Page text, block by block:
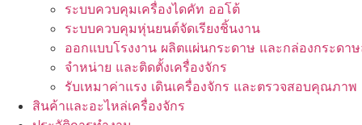
ระบบควบคุมเครื่องไดคัท ออโต้
ระบบควบคุมหุ่นยนต์จัดเรียงชิ้นงาน
ออกแบบโรงงาน ผลิตแผ่นกระดาษ และกล่องกระดา
จำหน่าย และติดตั้งเครื่องจักร
รับเหมาค่าแรง เดินเครื่องจักร และตรวจสอบคุณภาพ
สินค้าและอะไหล่เครื่องจักร